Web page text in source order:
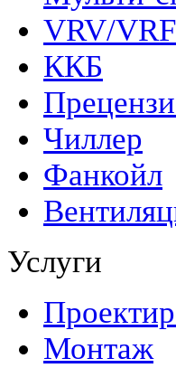
VRV/
ККБ
Чиллер
Фанкойл
Услуги
Монтаж